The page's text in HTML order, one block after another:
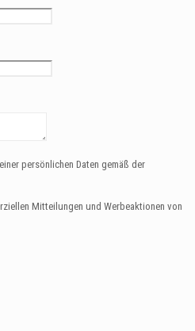
persönlichen Daten gemäß der
Mitteilungen und Werbeaktionen von